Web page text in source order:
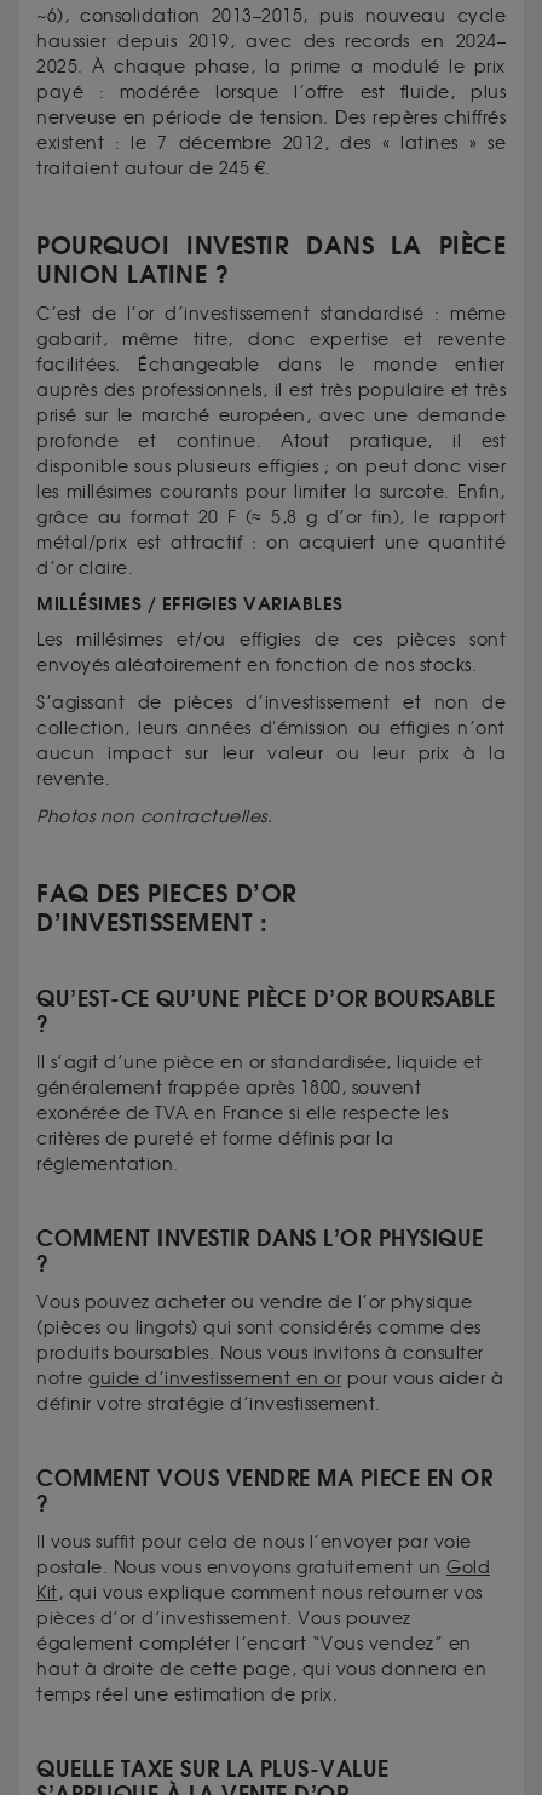
~6), consolidation 2013–2015, puis nouveau cycle
haussier depuis 2019, avec des records en 2024–
2025. À chaque phase, la prime a modulé le prix
payé : modérée lorsque l’offre est fluide, plus
nerveuse en période de tension. Des repères chiffrés
existent : le 7 décembre 2012, des « latines » se
traitaient autour de 245 €.
POURQUOI INVESTIR DANS LA PIÈCE
UNION LATINE ?
C’est de l’or d’investissement standardisé : même
gabarit, même titre, donc expertise et revente
facilitées. Échangeable dans le monde entier
auprès des professionnels, il est très populaire et très
prisé sur le marché européen, avec une demande
profonde et continue. Atout pratique, il est
disponible sous plusieurs effigies ; on peut donc viser
les millésimes courants pour limiter la surcote. Enfin,
grâce au format 20 F (≈ 5,8 g d’or fin), le rapport
métal/prix est attractif : on acquiert une quantité
d’or claire.
MILLÉSIMES / EFFIGIES VARIABLES
Les millésimes et/ou effigies de ces pièces sont
envoyés aléatoirement en fonction de nos stocks.
S’agissant de pièces d’investissement et non de
collection, leurs années d'émission ou effigies n’ont
aucun impact sur leur valeur ou leur prix à la
revente.
Photos non contractuelles.
FAQ DES PIECES D’OR
D’INVESTISSEMENT :
QU’EST-CE QU’UNE PIÈCE D’OR BOURSABLE
?
Il s’agit d’une pièce en or standardisée, liquide et
généralement frappée après 1800, souvent
exonérée de TVA en France si elle respecte les
critères de pureté et forme définis par la
réglementation.
COMMENT INVESTIR DANS L’OR PHYSIQUE
?
Vous pouvez acheter ou vendre de l’or physique
(pièces ou lingots) qui sont considérés comme des
produits boursables. Nous vous invitons à consulter
notre guide d’investissement en or pour vous aider à
définir votre stratégie d’investissement.
COMMENT VOUS VENDRE MA PIECE EN OR
?
Il vous suffit pour cela de nous l’envoyer par voie
postale. Nous vous envoyons gratuitement un Gold
Kit, qui vous explique comment nous retourner vos
pièces d’or d’investissement. Vous pouvez
également compléter l’encart “Vous vendez” en
haut à droite de cette page, qui vous donnera en
temps réel une estimation de prix.
QUELLE TAXE SUR LA PLUS-VALUE